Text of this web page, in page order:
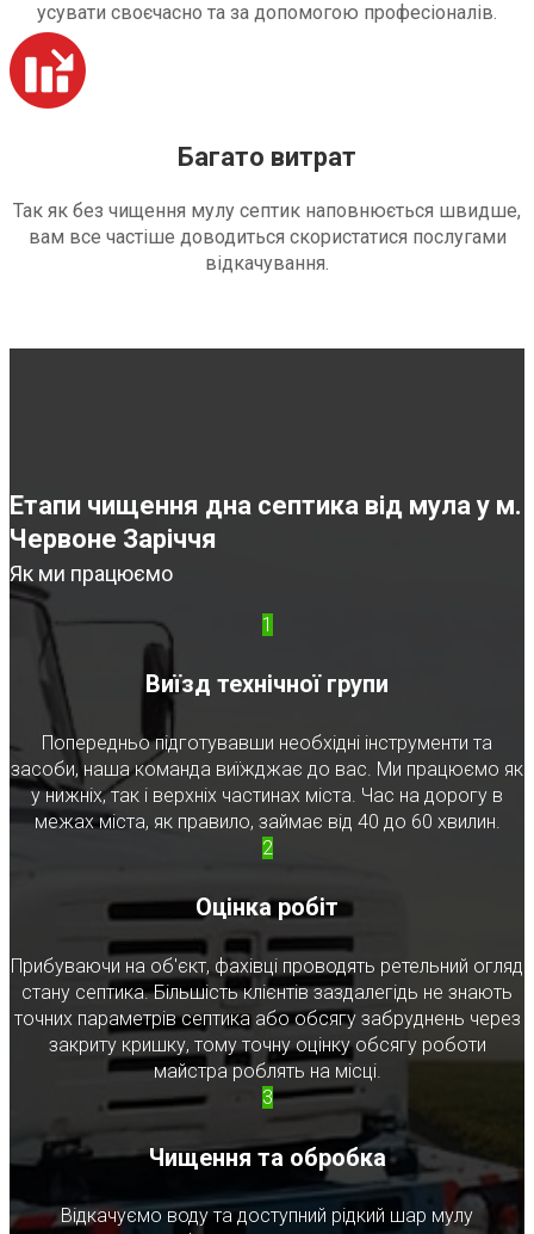
усувати своєчасно та за допомогою професіоналів.
Багато витрат
Так як без чищення мулу септик наповнюється швидше,
вам все частіше доводиться скористатися послугами
відкачування.
Етапи чищення дна септика від мула у м.
Червоне Заріччя
Як ми працюємо
1
Виїзд технічної групи
Попередньо підготувавши необхідні інструменти та
засоби, наша команда виїжджає до вас. Ми працюємо як
у нижніх, так і верхніх частинах міста. Час на дорогу в
межах міста, як правило, займає від 40 до 60 хвилин.
2
Оцінка робіт
Прибуваючи на об'єкт, фахівці проводять ретельний огляд
стану септика. Більшість клієнтів заздалегідь не знають
точних параметрів септика або обсягу забруднень через
закриту кришку, тому точну оцінку обсягу роботи
майстра роблять на місці.
3
Чищення та обробка
Відкачуємо воду та доступний рідкий шар мулу